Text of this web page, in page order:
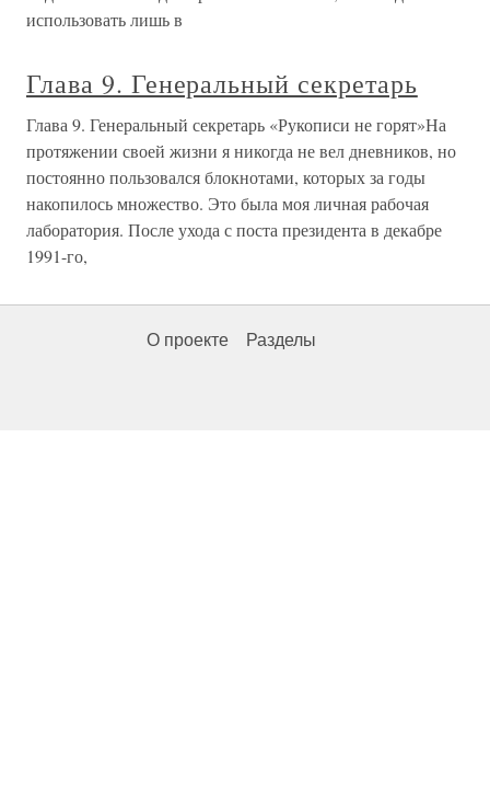
использовать лишь в
Глава 9. Генеральный секретарь
Глава 9. Генеральный секретарь «Рукописи не горят»На
протяжении своей жизни я никогда не вел дневников, но
постоянно пользовался блокнотами, которых за годы
накопилось множество. Это была моя личная рабочая
лаборатория. После ухода с поста президента в декабре
1991-го,
О проекте Разделы